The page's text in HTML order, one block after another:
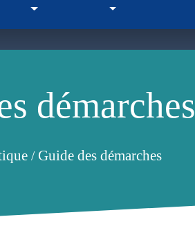
démarches
/Guide des démarches